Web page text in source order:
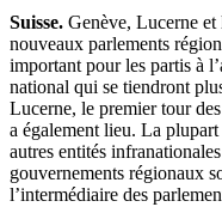
Suisse. Genève, Lucerne
nouveaux parlements
important pour les partis à
national qui se tiendront
Lucerne, le premier tour
a également lieu. La plupart
autres entités
gouvernements régionaux
l’intermédiaire des